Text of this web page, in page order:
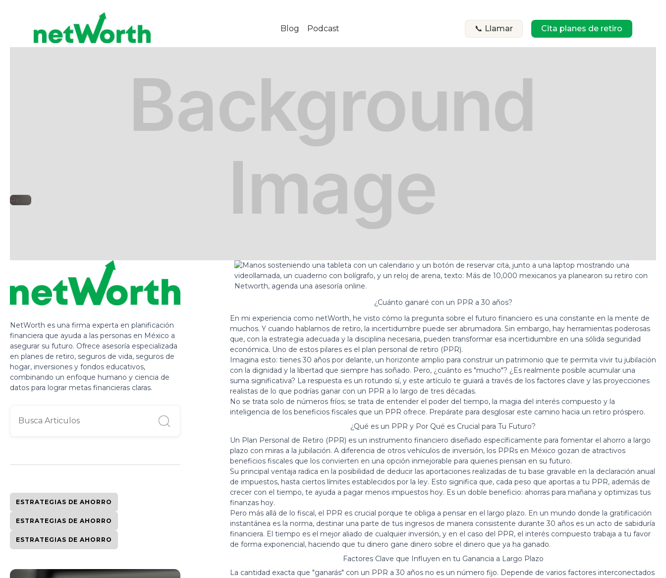
Blog Podcast 📞 Llamar Cita planes de retiro
Retiro
NetWorth es una firma experta en planificación
financiera que ayuda a las personas en México a
asegurar su futuro. Ofrece asesoría especializada
en planes de retiro, seguros de vida, seguros de
hogar, inversiones y fondos educativos,
combinando un enfoque humano y ciencia de
datos para lograr metas financieras claras.
ESTRATEGIAS DE AHORRO
ESTRATEGIAS DE AHORRO
ESTRATEGIAS DE AHORRO
¿Cuánto ganaré con un PPR a 30 años?
En mi experiencia como netWorth, he visto cómo la pregunta sobre el futuro financiero es una constante en la mente de
muchos. Y cuando hablamos de retiro, la incertidumbre puede ser abrumadora. Sin embargo, hay herramientas poderosas
que, con la estrategia adecuada y la disciplina necesaria, pueden transformar esa incertidumbre en una sólida seguridad
económica. Uno de estos pilares es el plan personal de retiro (PPR).
Imagina esto: tienes 30 años por delante, un horizonte amplio para construir un patrimonio que te permita vivir tu jubilación
con la dignidad y la libertad que siempre has soñado. Pero, ¿cuánto es "mucho"? ¿Es realmente posible acumular una
suma significativa? La respuesta es un rotundo sí, y este artículo te guiará a través de los factores clave y las proyecciones
realistas de lo que podrías ganar con un PPR a lo largo de tres décadas.
No se trata solo de números fríos; se trata de entender el poder del tiempo, la magia del interés compuesto y la
inteligencia de los beneficios fiscales que un PPR ofrece. Prepárate para desglosar este camino hacia un retiro próspero.
¿Qué es un PPR y Por Qué es Crucial para Tu Futuro?
Un Plan Personal de Retiro (PPR) es un instrumento financiero diseñado específicamente para fomentar el ahorro a largo
plazo con miras a la jubilación. A diferencia de otros vehículos de inversión, los PPRs en México gozan de atractivos
beneficios fiscales que los convierten en una opción inmejorable para quienes piensan en su futuro.
Su principal ventaja radica en la posibilidad de deducir las aportaciones realizadas de tu base gravable en la declaración anual
de impuestos, hasta ciertos límites establecidos por la ley. Esto significa que, cada peso que aportas a tu PPR, además de
crecer con el tiempo, te ayuda a pagar menos impuestos hoy. Es un doble beneficio: ahorras para mañana y optimizas tus
finanzas hoy.
Pero más allá de lo fiscal, el PPR es crucial porque te obliga a pensar en el largo plazo. En un mundo donde la gratificación
instantánea es la norma, destinar una parte de tus ingresos de manera consistente durante 30 años es un acto de sabiduría
financiera. El tiempo es el mejor aliado de cualquier inversión, y en el caso del PPR, el interés compuesto trabaja a tu favor
de forma exponencial, haciendo que tu dinero gane dinero sobre el dinero que ya ha ganado.
Factores Clave que Influyen en tu Ganancia a Largo Plazo
La cantidad exacta que "ganarás" con un PPR a 30 años no es un número fijo. Depende de varios factores interconectados